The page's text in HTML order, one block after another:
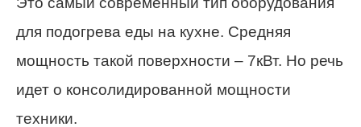
для подогрева еды на кухне. Средняя
мощность такой поверхности – 7кВт. Но речь
идет о консолидированной мощности
техники.